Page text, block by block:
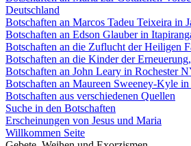
Deutschland
Botschaften an Marcos Tadeu Teixeira in
Botschaften an Edson Glauber in
Botschaften an die Zuflucht der Heiligen
Botschaften an die Kinder der
Botschaften an John Leary in Rochester
Botschaften an Maureen Sweeney-Kyle
Botschaften aus verschiedenen Quellen
Suche in den Botschaften
Erscheinungen von Jesus und Maria
Willkommen Seite